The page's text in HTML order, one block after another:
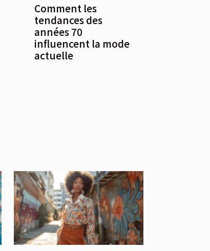
Comment les
tendances des
années 70
influencent la mode
actuelle